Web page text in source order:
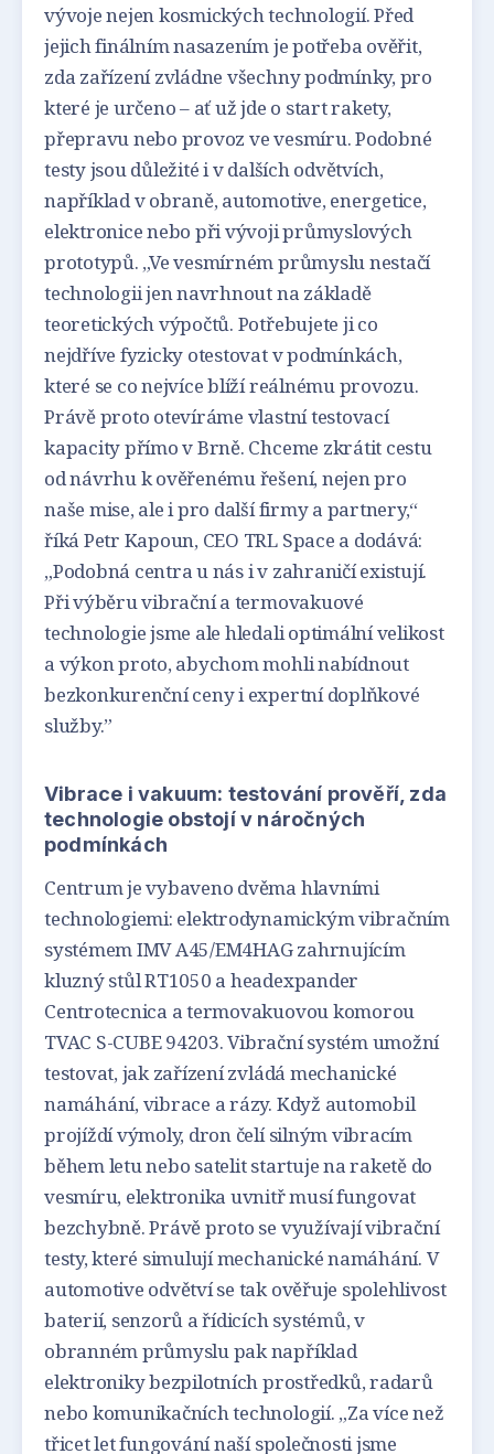
vývoje nejen kosmických technologií. Před
jejich finálním nasazením je potřeba ověřit,
zda zařízení zvládne všechny podmínky, pro
které je určeno – ať už jde o start rakety,
přepravu nebo provoz ve vesmíru. Podobné
testy jsou důležité i v dalších odvětvích,
například v obraně, automotive, energetice,
elektronice nebo při vývoji průmyslových
prototypů. „Ve vesmírném průmyslu nestačí
technologii jen navrhnout na základě
teoretických výpočtů. Potřebujete ji co
nejdříve fyzicky otestovat v podmínkách,
které se co nejvíce blíží reálnému provozu.
Právě proto otevíráme vlastní testovací
kapacity přímo v Brně. Chceme zkrátit cestu
od návrhu k ověřenému řešení, nejen pro
naše mise, ale i pro další firmy a partnery,“
říká Petr Kapoun, CEO TRL Space a dodává:
„Podobná centra u nás i v zahraničí existují.
Při výběru vibrační a termovakuové
technologie jsme ale hledali optimální velikost
a výkon proto, abychom mohli nabídnout
bezkonkurenční ceny i expertní doplňkové
služby.”
Vibrace i vakuum: testování prověří, zda
technologie obstojí v náročných
podmínkách
Centrum je vybaveno dvěma hlavními
technologiemi: elektrodynamickým vibračním
systémem IMV A45/EM4HAG zahrnujícím
kluzný stůl RT1050 a headexpander
Centrotecnica a termovakuovou komorou
TVAC S-CUBE 94203. Vibrační systém umožní
testovat, jak zařízení zvládá mechanické
namáhání, vibrace a rázy. Když automobil
projíždí výmoly, dron čelí silným vibracím
během letu nebo satelit startuje na raketě do
vesmíru, elektronika uvnitř musí fungovat
bezchybně. Právě proto se využívají vibrační
testy, které simulují mechanické namáhání. V
automotive odvětví se tak ověřuje spolehlivost
baterií, senzorů a řídicích systémů, v
obranném průmyslu pak například
elektroniky bezpilotních prostředků, radarů
nebo komunikačních technologií. „Za více než
třicet let fungování naší společnosti jsme